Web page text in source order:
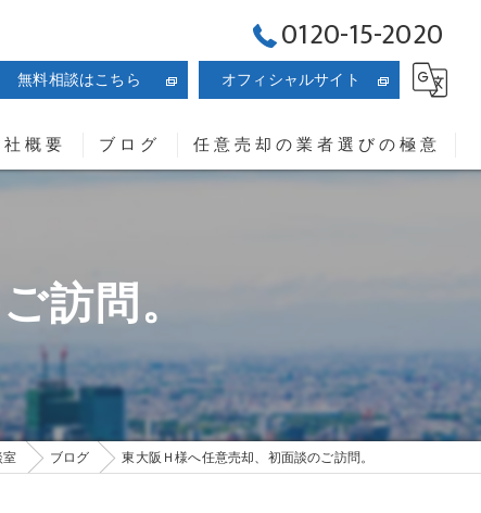
0120-15-2020
無料相談はこちら オフィシャルサイト
概要
売却の千里コンサルティングオフィス株式会社の対応エリア
ブログ 任意売却の業者選びの極意
訪問。
ブログ 東大阪Ｈ様へ任意売却、初面談のご訪問。